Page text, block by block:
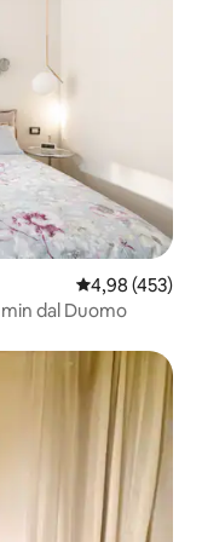
Keskmine
4,98 (453)
dal Duomo